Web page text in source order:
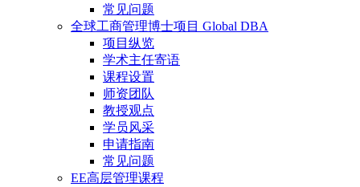
常见问题
全球工商管理博士项目 Global DBA
项目纵览
学术主任寄语
课程设置
师资团队
教授观点
学员风采
申请指南
常见问题
EE高层管理课程